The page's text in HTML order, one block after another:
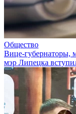
Общество
Вице-губернаторы,
мэр Липецка